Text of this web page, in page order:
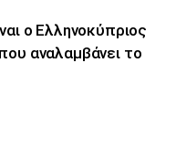
ο Ελληνοκύπριος
αναλαμβάνει το